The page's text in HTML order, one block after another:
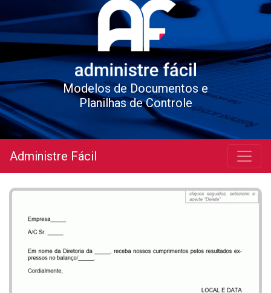
Modelos de Documentos e
Planilhas de Controle
Administre Fácil